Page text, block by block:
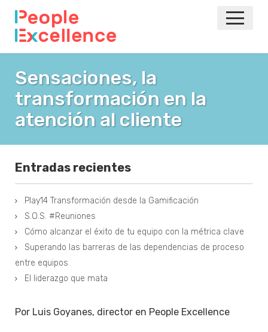
NOTICIAS
EVENTOS
Sensaciones, la
transformación en la
atención al cliente
Entradas recientes
Play14 Transformación desde la Gamificación
S.O.S. #Reuniones
Cómo alcanzar el éxito de tu equipo con la métrica clave
Superando las barreras de las dependencias de proceso
entre equipos
El liderazgo que mata
Por Luis Goyanes, director en People Excellence